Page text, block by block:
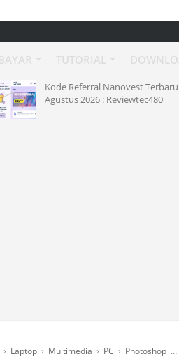
Kode Referral Nanovest Terbaru
Agustus 2026 : Reviewtec480
› Laptop › Multimedia › PC › Photoshop